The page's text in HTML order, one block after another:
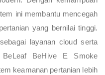
ini membantu mencegah
yang bernilai tinggi.
layanan cloud serta
BeLeaf BeHive E Smoke
keamanan pertanian lebih